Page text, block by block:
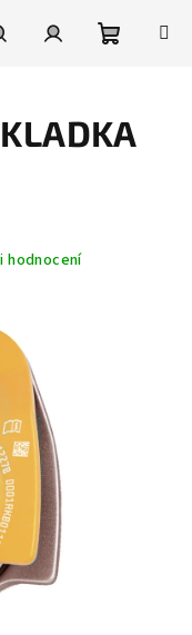
košík
hodnocení